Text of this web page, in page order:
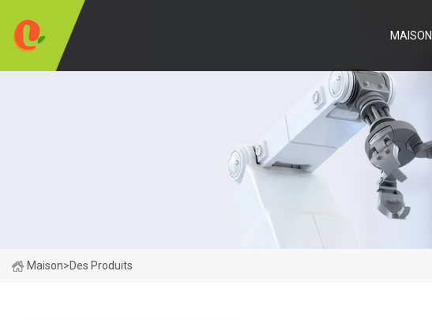
MAISON
Maison>Des Produits